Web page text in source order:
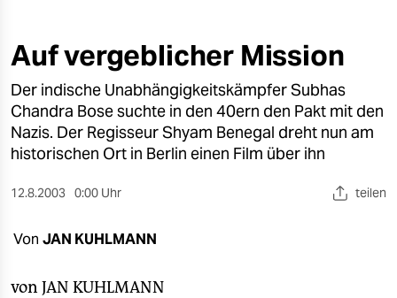
öko
gesellschaft
kultur
sport
berlin
nord
wahrheit
Auf vergeblicher Mission
Der indische Unabhängigkeitskämpfer Subhas
Chandra Bose suchte in den 40ern den Pakt mit den
Nazis. Der Regisseur Shyam Benegal dreht nun am
historischen Ort in Berlin einen Film über ihn
12.8.2003 0:00 Uhr teilen
Von JAN KUHLMANN
von JAN KUHLMANN